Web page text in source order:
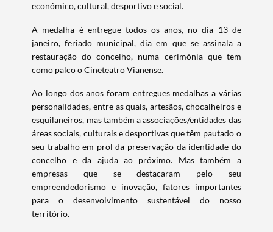
Termo de Pesquisa
Categorias gerais
económico, cultural, desportivo e social.
A medalha é entregue todos os anos, no dia 13 de
janeiro, feriado municipal, dia em que se assinala a
restauração do concelho, numa cerimónia que tem
como palco o Cineteatro Vianense.
Ao longo dos anos foram entregues medalhas a várias
personalidades, entre as quais, artesãos, chocalheiros e
esquilaneiros, mas também a associações/entidades das
áreas sociais, culturais e desportivas que têm pautado o
seu trabalho em prol da preservação da identidade do
concelho e da ajuda ao próximo. Mas também a
empresas que se destacaram pelo seu
empreendedorismo e inovação, fatores importantes
para o desenvolvimento sustentável do nosso
território.